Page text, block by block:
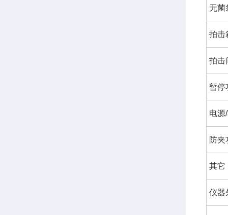
无菌
拍击
拍击
暂停
电源
防夹
其它
仪器